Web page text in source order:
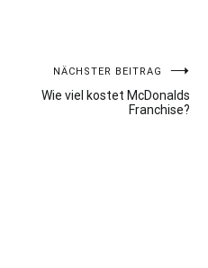
NÄCHSTER BEITRAG
Wie viel kostet McDonalds
Franchise?